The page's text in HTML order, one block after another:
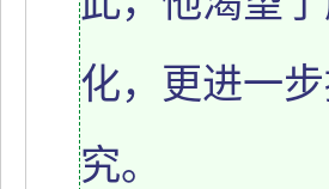
化，更进一
究。